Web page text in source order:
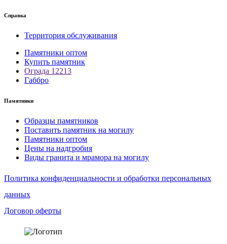
Справка
Территория обслуживания
Памятники оптом
Купить памятник
Ограда 12213
Габбро
Памятники
Образцы памятников
Поставить памятник на могилу
Памятники оптом
Цены на надгробия
Виды гранита и мрамора на могилу
Политика конфиденциальности и обработки персональных
данных
Договор оферты